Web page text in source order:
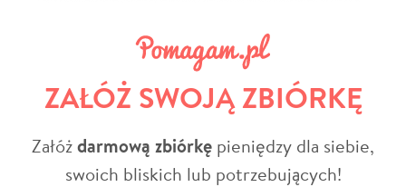
ZAŁÓŻ SWOJĄ ZBIÓRKĘ
Załóżdarmową zbiórkę pieniędzy dla siebie,
swoich bliskich lub potrzebujących!